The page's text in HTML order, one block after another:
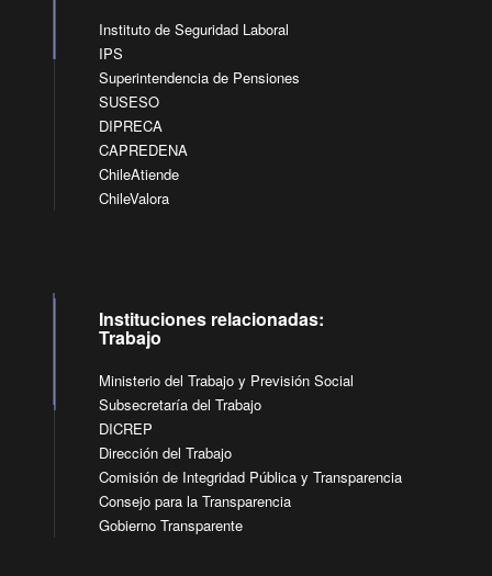
Instituto de Seguridad Laboral
IPS
Superintendencia de Pensiones
SUSESO
DIPRECA
CAPREDENA
ChileAtiende
ChileValora
Instituciones relacionadas:
Trabajo
Ministerio del Trabajo y Previsión Social
Subsecretaría del Trabajo
DICREP
Dirección del Trabajo
Comisión de Integridad Pública y Transparencia
Consejo para la Transparencia
Gobierno Transparente